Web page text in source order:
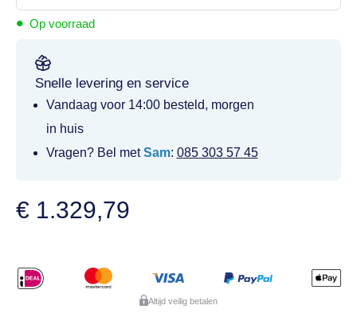
• Op voorraad
Snelle levering en service
Vandaag voor 14:00 besteld, morgen
in huis
Vragen? Bel metSam: 085 303 57 45
€ 1.329,79
Altijd veilig betalen